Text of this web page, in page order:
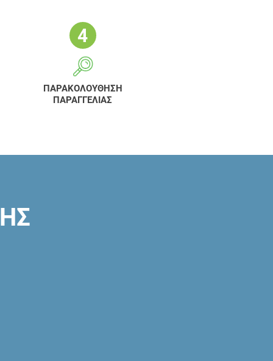
ΠΑΡΑΚΟΛΟΥΘΗΣΗ
ΠΑΡΑΓΓΕΛΙΑΣ